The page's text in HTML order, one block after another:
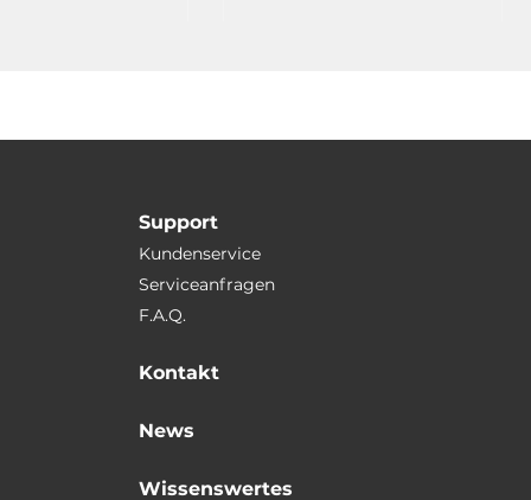
Support
Kundenservice
Serviceanfragen
F.A.Q.
Kontakt
News
Wissenswertes